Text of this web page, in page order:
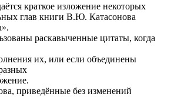
краткое изложение некоторых
глав книги В.Ю. Катасонова
раскавыченные цитаты, когда
их, или если объединены
приведённые без изменений